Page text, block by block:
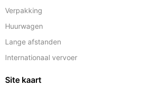
Verpakking
Huurwagen
Lange afstanden
Internationaal vervoer
Site kaart